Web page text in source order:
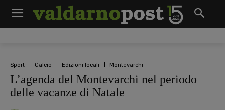
Sport Calcio Edizioni locali Montevarchi
L’agenda del Montevarchi nel periodo
delle vacanze di Natale